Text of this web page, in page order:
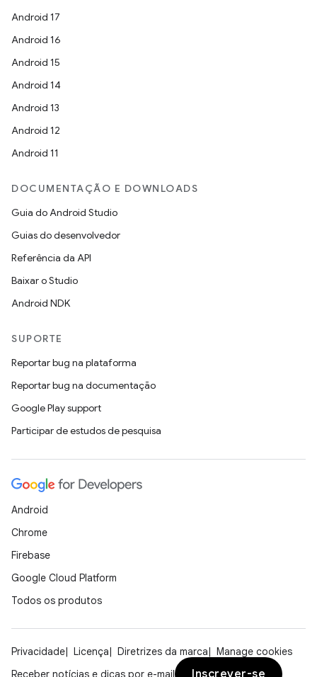
Android 17
Android 16
Android 15
Android 14
Android 13
Android 12
Android 11
DOCUMENTAÇÃO E DOWNLOADS
Guia do Android Studio
Guias do desenvolvedor
Referência da API
Baixar o Studio
Android NDK
SUPORTE
Reportar bug na plataforma
Reportar bug na documentação
Google Play support
Participar de estudos de pesquisa
Android
Chrome
Firebase
Google Cloud Platform
Todos os produtos
Privacidade Licença Diretrizes da marca
Manage cookies
Receber notícias e dicas por e-mail
Inscrever-se